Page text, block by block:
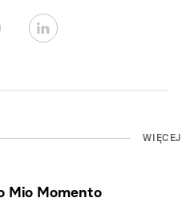
WIĘCEJ
Mio Momento